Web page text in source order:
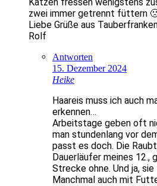
zwei immer getrennt füttern
Liebe Grüße aus
Rolf
Antworten
15. Dezember 2024
Heike
Haareis muss ich auch
erkennen…
Arbeitstage geben oft
man stundenlang vor
passt es doch. Die
Dauerläufer meines 12.,
Strecke ohne. Und ja,
Manchmal auch mit